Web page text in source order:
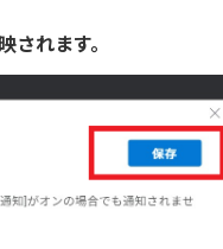
れます。